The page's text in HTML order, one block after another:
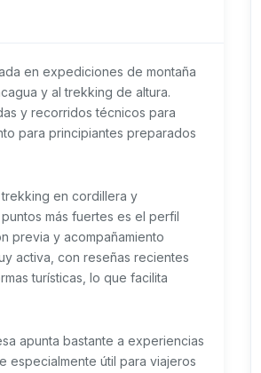
en expediciones de montaña
y al trekking de altura.
y recorridos técnicos para
para principiantes preparados
en cordillera y
más fuertes es el perfil
previa y acompañamiento
activa, con reseñas recientes
turísticas, lo que facilita
apunta bastante a experiencias
especialmente útil para viajeros